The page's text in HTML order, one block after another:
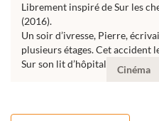
Librement inspiré de Sur les
(2016).
Un soir d’ivresse, Pierre,
plusieurs étages. Cet accident
Sur son lit d’hôpital, revenu à
Cinéma